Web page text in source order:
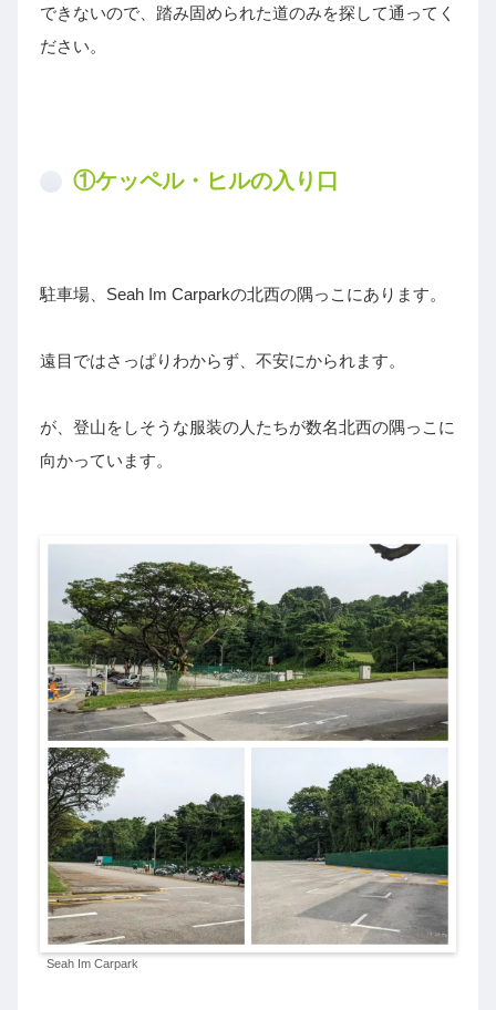
できないので、踏み固められた道のみを探して通ってく
ださい。
①ケッペル・ヒルの入り口
駐車場、Seah Im Carparkの北西の隅っこにあります。
遠目ではさっぱりわからず、不安にかられます。
が、登山をしそうな服装の人たちが数名北西の隅っこに
向かっています。
Seah Im Carpark